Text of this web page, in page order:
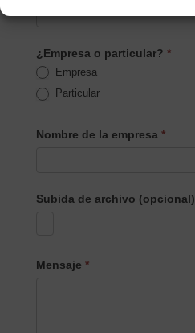
¿Empresa o particular? *
Empresa
Particular
Nombre de la empresa *
Subida de archivo (opcional)
Mensaje *